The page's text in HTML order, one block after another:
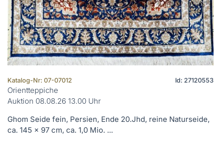
Katalog-Nr: 07-07012 Id: 27120553
Orientteppiche
Auktion 08.08.26 13.00 Uhr
Ghom Seide fein, Persien, Ende 20.Jhd, reine Naturseide,
ca. 145 x 97 cm, ca. 1,0 Mio. ...